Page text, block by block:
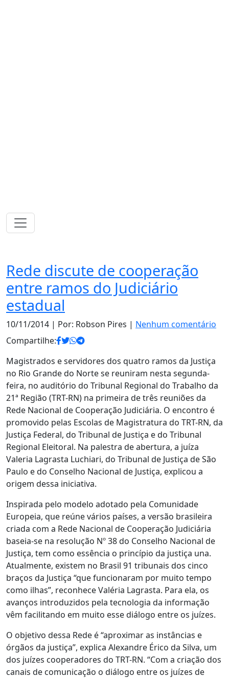
Rede discute de cooperação
entre ramos do Judiciário
estadual
10/11/2014 | Por: Robson Pires | Nenhum comentário
Compartilhe:
Magistrados e servidores dos quatro ramos da Justiça
no Rio Grande do Norte se reuniram nesta segunda-
feira, no auditório do Tribunal Regional do Trabalho da
21ª Região (TRT-RN) na primeira de três reuniões da
Rede Nacional de Cooperação Judiciária. O encontro é
promovido pelas Escolas de Magistratura do TRT-RN, da
Justiça Federal, do Tribunal de Justiça e do Tribunal
Regional Eleitoral. Na palestra de abertura, a juíza
Valeria Lagrasta Luchiari, do Tribunal de Justiça de São
Paulo e do Conselho Nacional de Justiça, explicou a
origem dessa iniciativa.
Inspirada pelo modelo adotado pela Comunidade
Europeia, que reúne vários países, a versão brasileira
criada com a Rede Nacional de Cooperação Judiciária
baseia-se na resolução Nº 38 do Conselho Nacional de
Justiça, tem como essência o princípio da justiça una.
Atualmente, existem no Brasil 91 tribunais dos cinco
braços da Justiça “que funcionaram por muito tempo
como ilhas”, reconhece Valéria Lagrasta. Para ela, os
avanços introduzidos pela tecnologia da informação
vêm facilitando em muito esse diálogo entre os juízes.
O objetivo dessa Rede é “aproximar as instâncias e
órgãos da justiça”, explica Alexandre Érico da Silva, um
dos juízes cooperadores do TRT-RN. “Com a criação dos
canais de comunicação o diálogo entre os juízes de